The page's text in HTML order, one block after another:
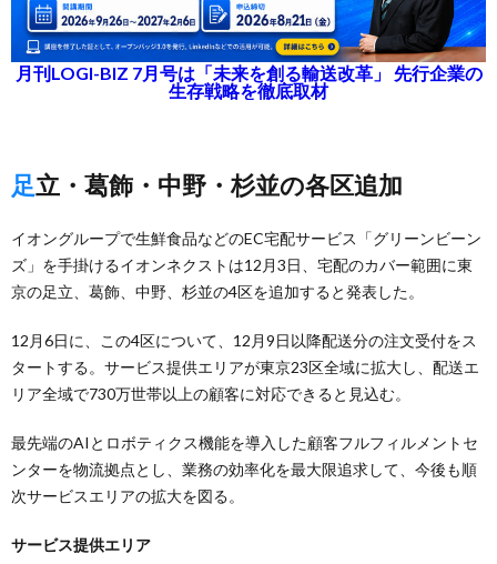
月刊LOGI-BIZ 7月号は「未来を創る輸送改革」 先行企業の
生存戦略を徹底取材
足立・葛飾・中野・杉並の各区追加
イオングループで生鮮食品などのEC宅配サービス「グリーンビーン
ズ」を手掛けるイオンネクストは12月3日、宅配のカバー範囲に東
京の足立、葛飾、中野、杉並の4区を追加すると発表した。
12月6日に、この4区について、12月9日以降配送分の注文受付をス
タートする。サービス提供エリアが東京23区全域に拡大し、配送エ
リア全域で730万世帯以上の顧客に対応できると見込む。
最先端のAIとロボティクス機能を導入した顧客フルフィルメントセ
ンターを物流拠点とし、業務の効率化を最大限追求して、今後も順
次サービスエリアの拡大を図る。
サービス提供エリア